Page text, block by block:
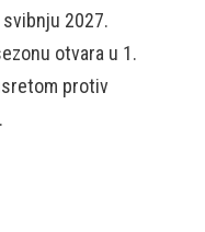
2027.
otvara u 1.
protiv